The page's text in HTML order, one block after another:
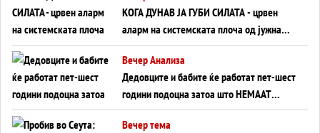
КОГА ДУНАВ ЈА ГУБИ СИЛАТА - црвен
аларм на системската плоча од јужна
Германија до Црното Море...
Вечер Анализа
Дедовците и бабите ќе работат пет-шест
години подоцна затоа што НЕМААТ
ВНУЦИ ДА ГИ ЗАМЕНАТ
Вечер тема